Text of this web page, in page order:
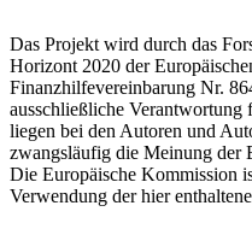
Das Projekt wird durch das
Horizont 2020 der
Finanzhilfevereinbarung Nr.
ausschließliche Verantwortung
liegen bei den Autoren und
zwangsläufig die Meinung der
Die Europäische Kommission
Verwendung der hier